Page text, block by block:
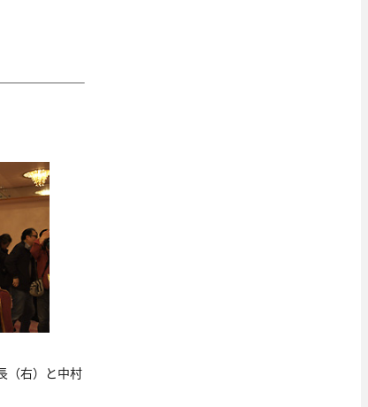
（右）と中村